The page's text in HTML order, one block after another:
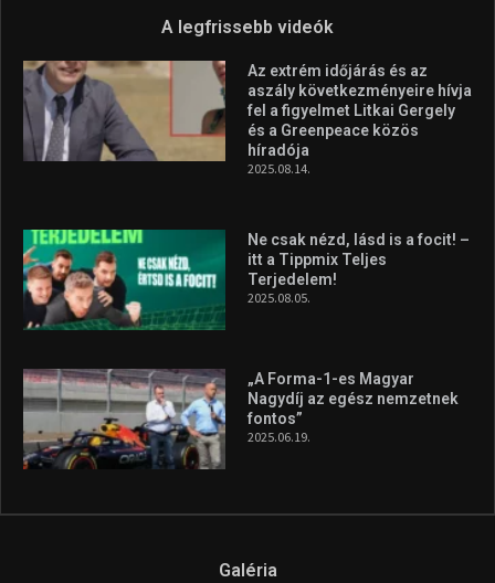
A legfrissebb videók
Az extrém időjárás és az
aszály következményeire hívja
fel a figyelmet Litkai Gergely
és a Greenpeace közös
híradója
2025.08.14.
Ne csak nézd, lásd is a focit! –
itt a Tippmix Teljes
Terjedelem!
2025.08.05.
„A Forma-1-es Magyar
Nagydíj az egész nemzetnek
fontos”
2025.06.19.
Galéria